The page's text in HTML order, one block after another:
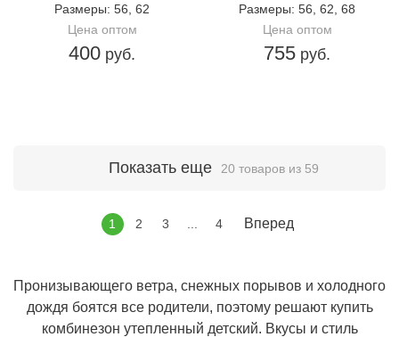
Размеры: 56, 62
Цена оптом
400 руб.
Размеры: 56, 62, 68
Цена оптом
755 руб.
Показать еще 20 товаров из 59
1 2 3 4 Вперед
Пронизывающего ветра, снежных порывов и холодного
дождя боятся все родители, поэтому решают купить
комбинезон утепленный детский. Вкусы и стиль